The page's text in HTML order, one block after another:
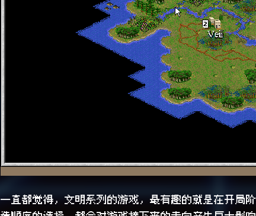
一直都觉得，文明系列的游戏，最有趣的就是在开局